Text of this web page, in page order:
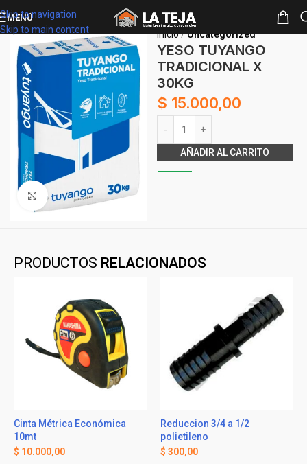
Skip to navigation
Skip to main content
MENÚ
Clickee para agrandar
Inicio Uncategorized
YESO TUYANGO
TRADICIONAL X
30KG
$ 15.000,00
AÑADIR AL CARRITO
PRODUCTOS RELACIONADOS
Cinta Métrica Económica
10mt
$ 10.000,00
Reduccion 3/4 a 1/2
polietileno
$ 300,00